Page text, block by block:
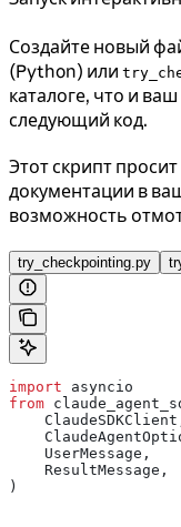
Создайте новый
(Python) или
каталоге, что и
следующий код.
Этот скрипт
документации в
возможность
try_checkpointing.py
import asyncio
from
    UserMessage,
    ResultMessage,
)